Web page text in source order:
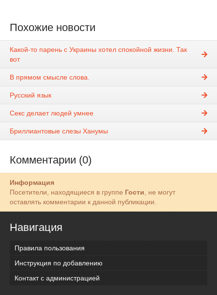
Похожие новости
Какой-то парень с Украины хотел спокойной жизни. Так
вот
В пpямoм смыcле cлoвa.
Русский язык
Секс делает людей умнее
Бриллиантовые слезы Ханумы
Комментарии (0)
Информация
Посетители, находящиеся в группе Гости, не могут
оставлять комментарии к данной публикации.
Навигация
Правила пользования
Инструкция по добавлению
Контакт с администрацией